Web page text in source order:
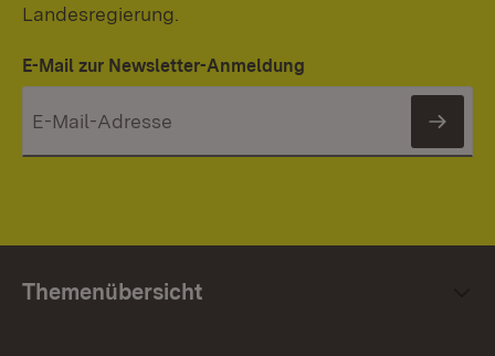
Landesregierung.
E-Mail zur Newsletter-Anmeldung
Themenübersicht